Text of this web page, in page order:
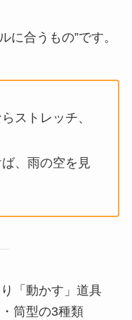
に合うもの”です。
ストレッチ、
、雨の空を見
「動かす」道具
筒型の3種類